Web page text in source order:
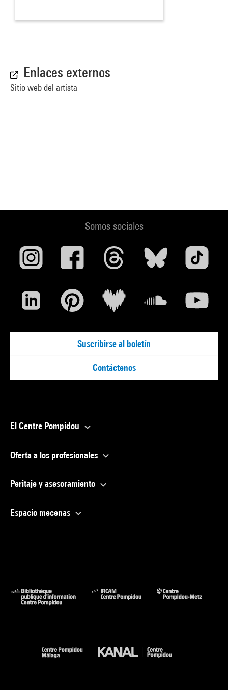
Enlaces externos
Sitio web del artista
Somos sociales
Suscribirse al boletín
Contáctenos
El Centre Pompidou
Oferta a los profesionales
Peritaje y asesoramiento
Espacio mecenas